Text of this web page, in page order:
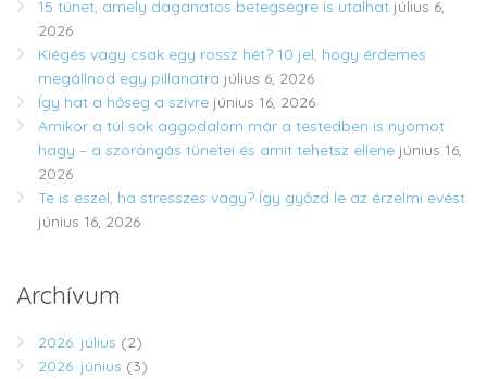
15 tünet, amely daganatos betegségre is utalhat július 6,
2026
Kiégés vagy csak egy rossz hét? 10 jel, hogy érdemes
megállnod egy pillanatra július 6, 2026
Így hat a hőség a szívre június 16, 2026
Amikor a túl sok aggodalom már a testedben is nyomot
hagy – a szorongás tünetei és amit tehetsz ellene június 16,
2026
Te is eszel, ha stresszes vagy? Így győzd le az érzelmi evést
június 16, 2026
Archívum
2026. július (2)
2026. június (3)